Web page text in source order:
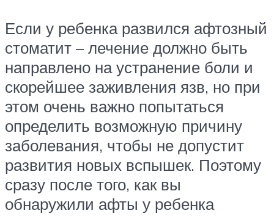
Если у ребенка развился афтозный
стоматит – лечение должно быть
направлено на устранение боли и
скорейшее заживления язв, но при
этом очень важно попытаться
определить возможную причину
заболевания, чтобы не допустит
развития новых вспышек. Поэтому
сразу после того, как вы
обнаружили афты у ребенка